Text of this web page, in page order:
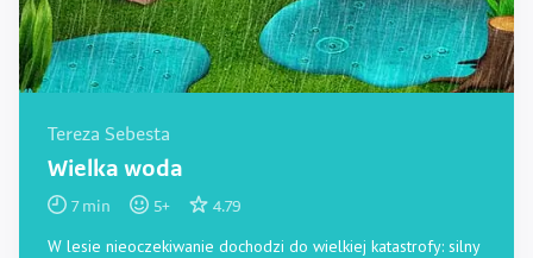
Tereza Sebesta
Wielka woda
7min 5+ 4.79
W lesie nieoczekiwanie dochodzi do wielkiej katastrofy: silny